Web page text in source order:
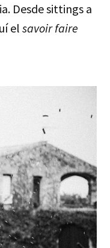
Desde sittings a
el savoir faire